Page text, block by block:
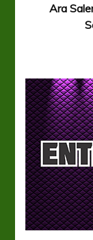
Ara